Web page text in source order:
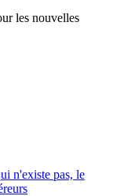
les nouvelles
n'existe pas, le